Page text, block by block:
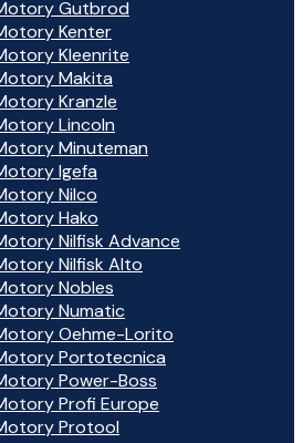
Gutbrod
Kenter
Kleenrite
Makita
Kranzle
Lincoln
Minuteman
Igefa
Nilco
Hako
Nilfisk Advance
Nilfisk Alto
Nobles
Numatic
Oehme-Lorito
Portotecnica
Power-Boss
Profi Europe
Protool